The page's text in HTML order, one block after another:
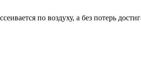
по воздуху, а без потерь